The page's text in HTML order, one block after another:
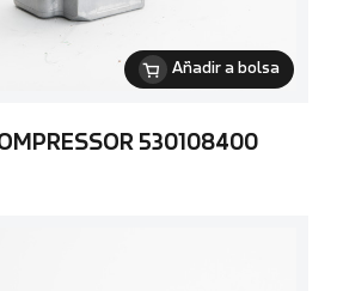
Añadir a bolsa
530108400